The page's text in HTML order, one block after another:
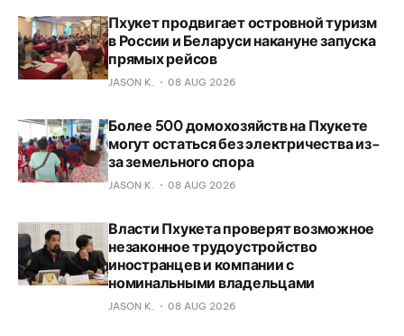
Пхукет продвигает островной туризм
в России и Беларуси накануне запуска
прямых рейсов
JASON K. 08 AUG 2026
Более 500 домохозяйств на Пхукете
могут остаться без электричества из-
за земельного спора
JASON K. 08 AUG 2026
Власти Пхукета проверят возможное
незаконное трудоустройство
иностранцев и компании с
номинальными владельцами
JASON K. 08 AUG 2026